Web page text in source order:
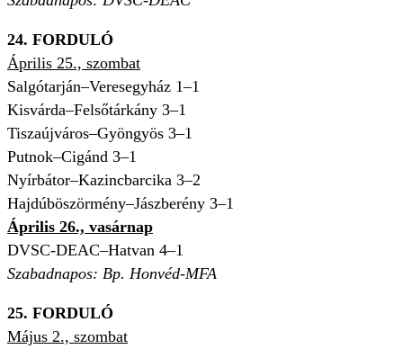
24. FORDULÓ
Április 25., szombat
Salgótarján–Veresegyház 1–1
Kisvárda–Felsőtárkány 3–1
Tiszaújváros–Gyöngyös 3–1
Putnok–Cigánd 3–1
Nyírbátor–Kazincbarcika 3–2
Hajdúböszörmény–Jászberény 3–1
Április 26., vasárnap
DVSC-DEAC–Hatvan 4–1
Szabadnapos: Bp. Honvéd-MFA
25. FORDULÓ
Május 2., szombat